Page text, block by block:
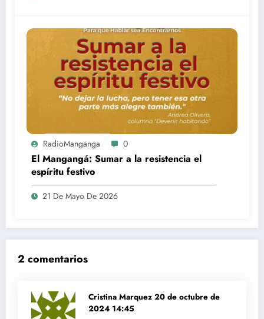
RadioManganga 0
El Mangangá: Sumar a la resistencia el
espíritu festivo
21 De Mayo De 2026
2 comentarios
Cristina Marquez 20 de octubre de
2024 14:45